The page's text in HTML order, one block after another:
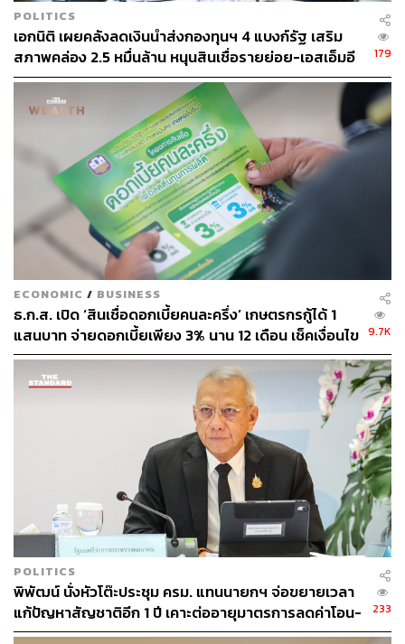
นักข่าวธุรกิจและเจ้าของเพจ BizKlass
POLITICS
เอกนิติ เผยคลังลดเงินนำส่งกองทุนฯ 4 แบงก์รัฐ เสริม
สภาพคล่อง 2.5 หมื่นล้าน หนุนสินเชื่อรายย่อย-เอสเอ็มอี
179
ECONOMIC / BUSINESS
ธ.ก.ส. เปิด ‘สินเชื่อดอกเบี้ยคนละครึ่ง’ เกษตรกรกู้ได้ 1
แสนบาท จ่ายดอกเบี้ยเพียง 3% นาน 12 เดือน เช็คเงื่อนไข
ที่นี่
9.7K
POLITICS
พิพัฒน์ นั่งหัวโต๊ะประชุม ครม. แทนนายกฯ จ่อขยายเวลา
แก้ปัญหาสัญชาติอีก 1 ปี เคาะต่ออายุมาตรการลดค่าโอน-
จดจำนอง 0.01%
233